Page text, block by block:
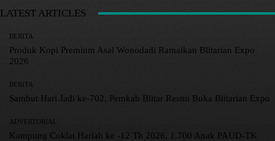
LATEST ARTICLES
BERITA
Produk Kopi Premium Asal Wonodadi Ramaikan Blitarian Expo
2026
BERITA
Sambut Hari Jadi ke-702, Pemkab Blitar Resmi Buka Blitarian Expo
ADVERTORIAL
Kampung Coklat Harlah ke -12 Th 2026, 1.700 Anak PAUD-TK